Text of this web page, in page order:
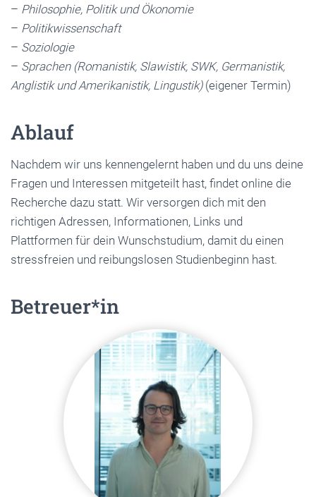
– Philosophie, Politik und Ökonomie
– Politikwissenschaft
– Soziologie
– Sprachen (Romanistik, Slawistik, SWK, Germanistik,
Anglistik und Amerikanistik, Lingustik)(eigener Termin)
Ablauf
Nachdem wir uns kennengelernt haben und du uns deine
Fragen und Interessen mitgeteilt hast, findet online die
Recherche dazu statt. Wir versorgen dich mit den
richtigen Adressen, Informationen, Links und
Plattformen für dein Wunschstudium, damit du einen
stressfreien und reibungslosen Studienbeginn hast.
Betreuer*in